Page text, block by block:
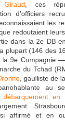
Giraud , ces
d'officiers
les
redoutaient
dans la 2e DB
plupart (146 des
la 9e Compagnie
du Tchad
, gaulliste de
au
débarquement en
affirmé et en